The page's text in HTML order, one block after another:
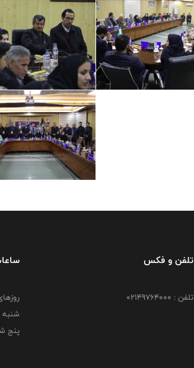
تلفن و فکس
تلفن : 02149764000
شنبه الي
پنج